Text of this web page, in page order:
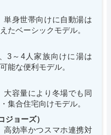
単身世帯向けに自動湯は
たベーシックモデル。
3～4人家族向けに湯は
能な便利モデル。
大容量により冬場でも同
集合住宅向けモデル。
ジョーズ）
高効率かつスマホ連携対